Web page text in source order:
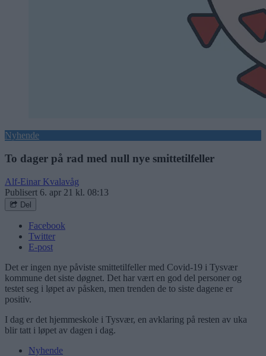
Nyhende
To dager på rad med null nye smittetilfeller
Alf-Einar Kvalavåg
Publisert 6. apr 21 kl. 08:13
Del
Facebook
Twitter
E-post
Det er ingen nye påviste smittetilfeller med Covid-19 i Tysvær
kommune det siste døgnet. Det har vært en god del personer og
testet seg i løpet av påsken, men trenden de to siste dagene er
positiv.
I dag er det hjemmeskole i Tysvær, en avklaring på resten av uka
blir tatt i løpet av dagen i dag.
Nyhende